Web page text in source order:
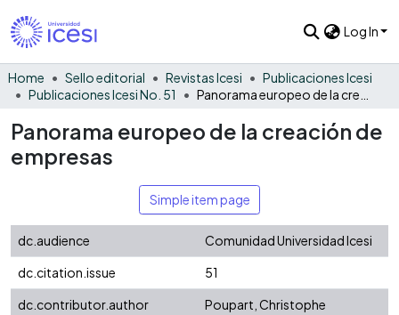
Log In
Home Sello editorial Revistas Icesi
Publicaciones Icesi
Publicaciones Icesi No. 51
Panorama europeo de la creación de
empresas
Simple item page
dc.audience
Comunidad Universidad Icesi
dc.citation.issue
51
dc.contributor.author
Poupart, Christophe